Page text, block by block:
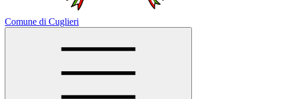
Comune di Cuglieri